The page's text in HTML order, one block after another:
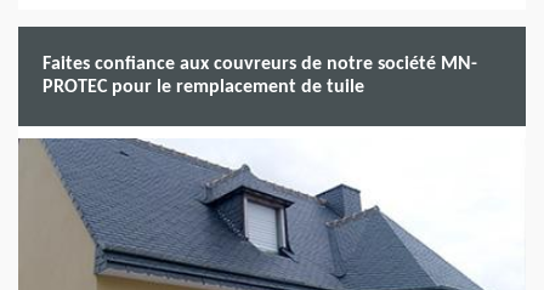
Faites confiance aux couvreurs de notre société MN-
PROTEC pour le remplacement de tuile